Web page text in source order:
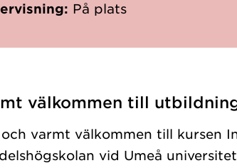
På plats
välkommen till
och varmt välkommen till kursen
vid Umeå